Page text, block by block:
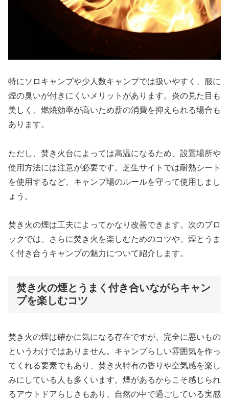
特にソロキャンプや少人数キャンプでは扱いやすく、服に
煙の臭いが付きにくいメリットがあります。炎の見た目も
美しく、燃焼効率が高いため薪の消費を抑えられる場合も
あります。
ただし、焚き火台によっては高温になるため、設置場所や
使用方法には注意が必要です。芝生サイトでは耐熱シート
を使用するなど、キャンプ場のルールを守って使用しまし
ょう。
焚き火の煙は工夫によってかなり改善できます。次のブロ
ックでは、さらに焚き火を楽しむためのコツや、煙とうま
く付き合うキャンプの魅力について紹介します。
焚き火の煙とうまく付き合いながらキャン
プを楽しむコツ
焚き火の煙は確かに気になる存在ですが、完全に悪いもの
というわけではありません。キャンプらしい雰囲気を作っ
てくれる要素でもあり、焚き火特有の香りや空気感を楽し
みにしている人も多くいます。煙があるからこそ感じられ
るアウトドアらしさもあり、自然の中で過ごしている実感